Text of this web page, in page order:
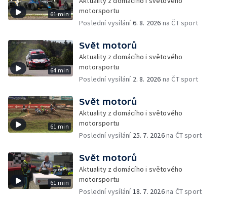
61 min
motorsportu
Poslední vysílání6. 8. 2026 na ČT sport
64 min
Svět motorů
Aktuality z domácího i světového
motorsportu
Poslední vysílání 2. 8. 2026 na ČT sport
61 min
Svět motorů
Aktuality z domácího i světového
motorsportu
Poslední vysílání 25. 7. 2026na ČT sport
61 min
Svět motorů
Aktuality z domácího i světového
motorsportu
Poslední vysílání18. 7. 2026na ČT sport